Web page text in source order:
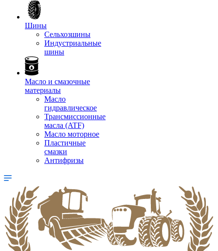
Шины
Сельхозшины
Индустриальные
шины
Масло и смазочные
материалы
Масло
гидравлическое
Трансмиссионные
масла (ATF)
Масло моторное
Пластичные
смазки
Антифризы